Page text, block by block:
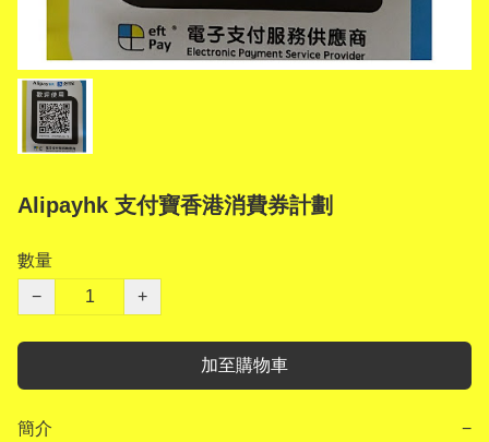
Alipayhk 支付寶香港消費券計劃
數量
−
+
加至購物車
簡介 −